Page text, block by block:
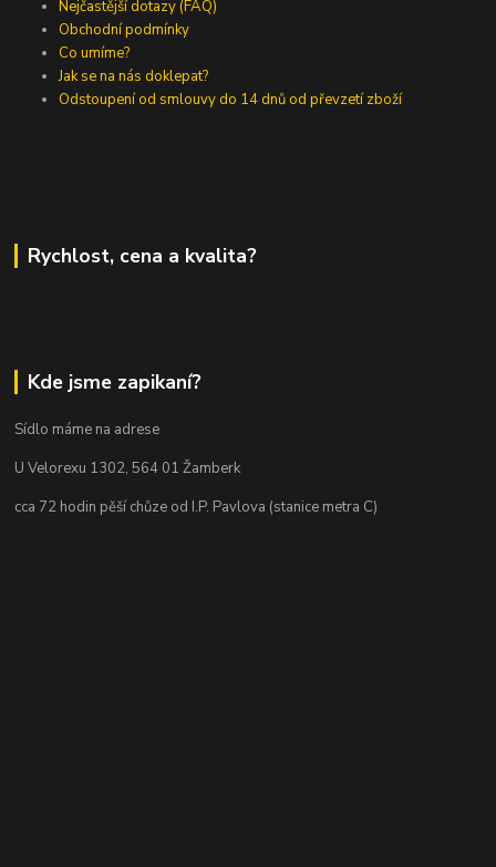
Nejčastější dotazy (FAQ)
Obchodní podmínky
Co umíme?
Jak se na nás doklepat?
Odstoupení od smlouvy do 14 dnů od převzetí zboží
Rychlost, cena a kvalita?
Kde jsme zapikaní?
Sídlo máme na adrese
U Velorexu 1302, 564 01 Žamberk
cca 72 hodin pěší chůze od I.P. Pavlova (stanice metra C)